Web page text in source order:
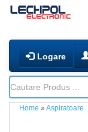
Logare
Home » Aspiratoare